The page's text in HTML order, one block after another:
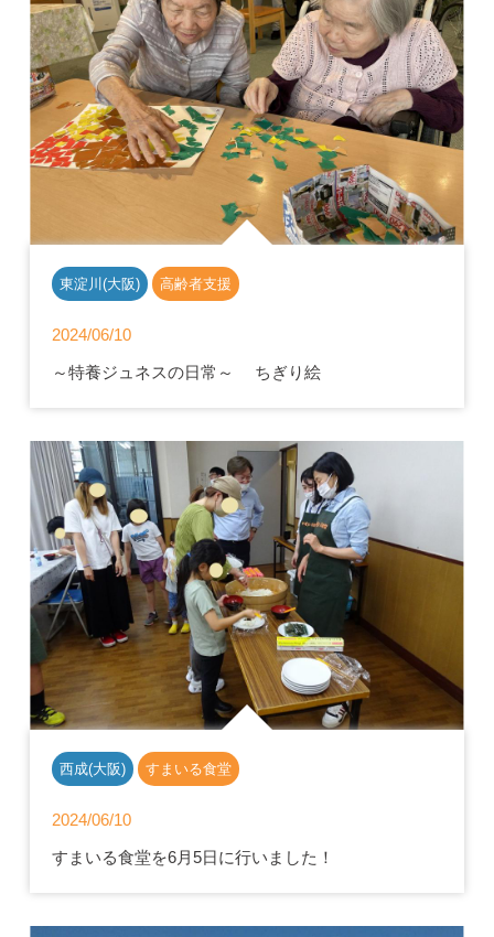
東淀川(大阪) 高齢者支援
2024/06/10
～特養ジュネスの日常～ ちぎり絵
西成(大阪) すまいる食堂
2024/06/10
すまいる食堂を6月5日に行いました！